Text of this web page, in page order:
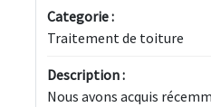
Categorie :
Traitement de toiture
Description :
Nous avons acquis